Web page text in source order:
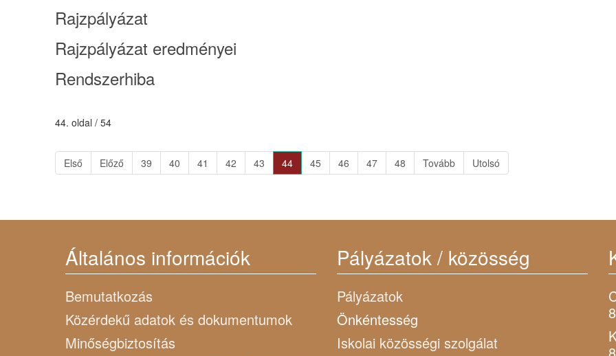
Rajzpályázat
Rajzpályázat eredményei
Rendszerhiba
44. oldal / 54
Első Előző 39 40 41 42 43 44 45 46 47 48 Tovább Utolsó
Általános információk
Bemutatkozás
Közérdekű adatok és dokumentumok
Minőségbiztosítás
Pályázatok / közösség
Pályázatok
Önkéntesség
Iskolai közösségi szolgálat